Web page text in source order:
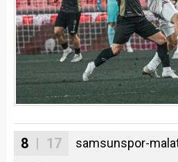
8 | 17
samsunspor-